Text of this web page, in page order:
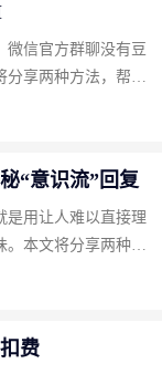
微信官方群聊没有豆
分享两种方法，帮你
入法一键召唤回答
“意识流”回复
是用让人难以直接理
。本文将分享两种方
使用火星文和倒装
费